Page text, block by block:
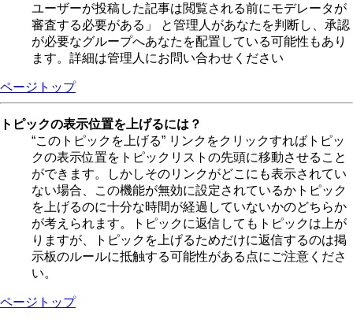
ユーザーが投稿した記事は閲覧される前にモデレータが
審査する必要がある」 と管理人があなたを判断し、承認
が必要なグループへあなたを配置している可能性もあり
ます。詳細は管理人にお問い合わせください
ページトップ
トピックの表示位置を上げるには？
“このトピックを上げる” リンクをクリックすればトピッ
クの表示位置をトピックリストの先頭に移動させること
ができます。しかしそのリンクがどこにも表示されてい
ない場合、この機能が無効に設定されているかトピック
を上げるのに十分な時間が経過していないかのどちらか
が考えられます。トピックに返信してもトピックは上が
りますが、トピックを上げるためだけに返信するのは掲
示板のルールに抵触する可能性がある点にご注意くださ
い。
ページトップ